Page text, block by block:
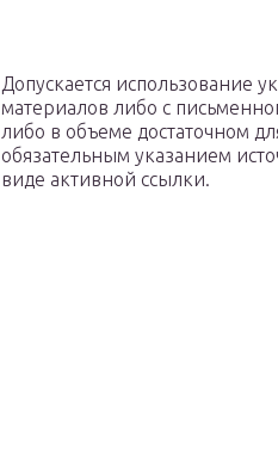
Допускается использование
материалов либо с
либо в объеме достаточном
обязательным указанием
виде активной ссылки.